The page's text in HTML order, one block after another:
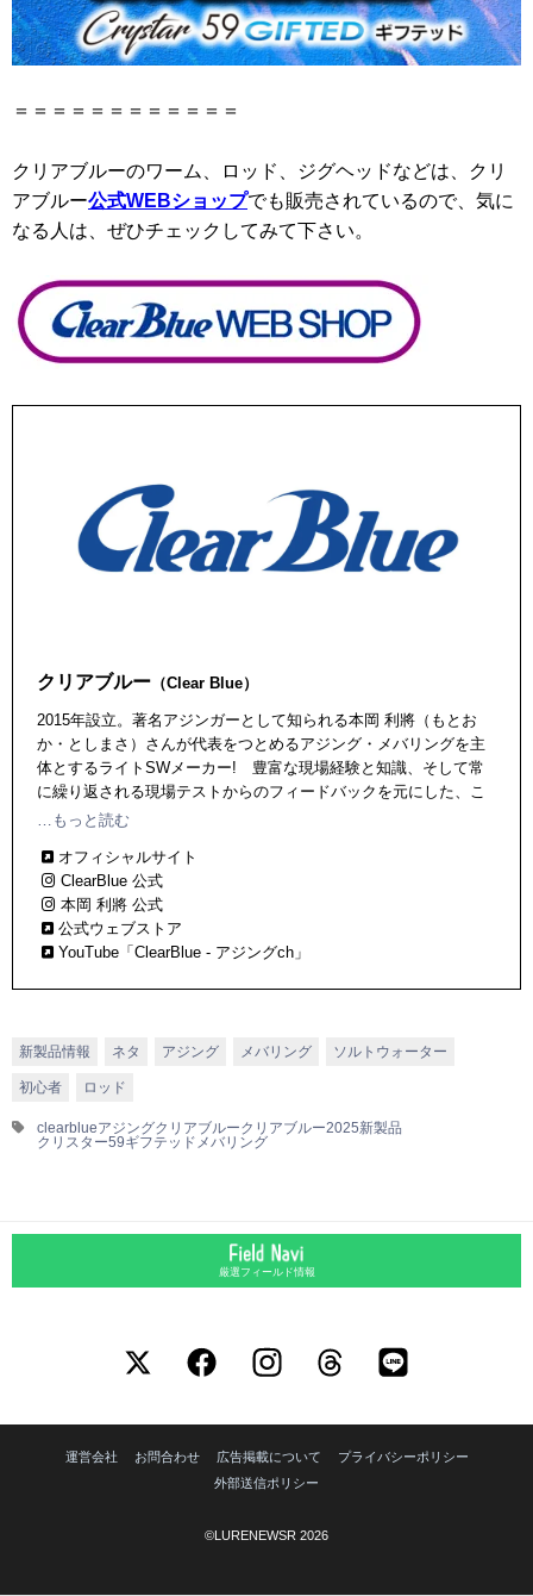
＝＝＝＝＝＝＝＝＝＝＝＝
クリアブルーのワーム、ロッド、ジグヘッドなどは、クリ
アブルー公式WEBショップでも販売されているので、気に
なる人は、ぜひチェックしてみて下さい。
クリアブルー （Clear Blue）
2015年設立。著名アジンガーとして知られる本岡 利將（もとお
か・としまさ）さんが代表をつとめるアジング・メバリングを主
体とするライトSWメーカー! 豊富な現場経験と知識、そして常
に繰り返される現場テストからのフィードバックを元にした、こ
だわりのロッド、ルアーを開発・発表中。本社所在地は鹿児島県
…もっと読む
オフィシャルサイト
ClearBlue 公式
本岡 利將 公式
公式ウェブストア
YouTube「ClearBlue - アジングch」
新製品情報 ネタ アジング メバリング ソルトウォーター
初心者 ロッド
clearblueアジングクリアブルークリアブルー2025新製品
クリスター59ギフテッド メバリング
厳選フィールド情報
運営会社 お問合わせ 広告掲載について
プライバシーポリシー
外部送信ポリシー
©LURENEWSR 2026